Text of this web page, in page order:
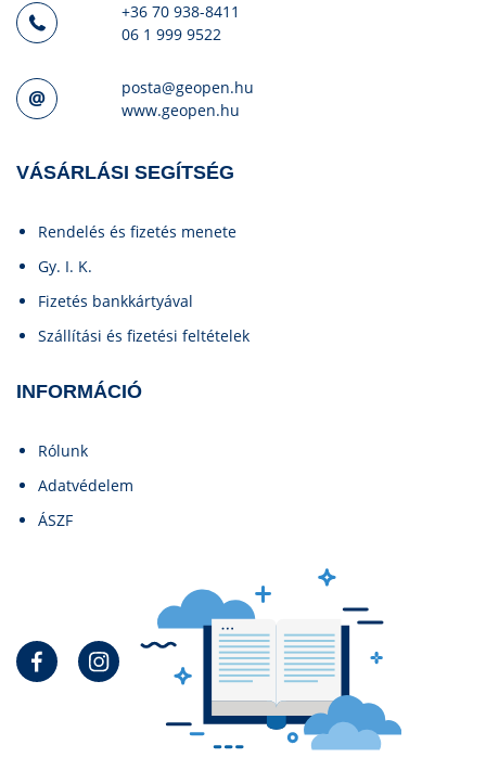
+36 70 938-8411
06 1 999 9522
posta@geopen.hu
www.geopen.hu
VÁSÁRLÁSI SEGÍTSÉG
Rendelés és fizetés menete
Gy. I. K.
Fizetés bankkártyával
Szállítási és fizetési feltételek
INFORMÁCIÓ
Rólunk
Adatvédelem
ÁSZF